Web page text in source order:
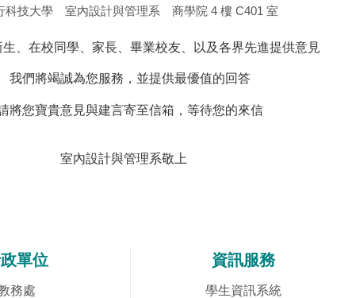
科技大學 室內設計與管理系 商學院 4 樓 C401 室
、在校同學、家長、畢業校友、以及各界先進提供意見
我們將竭誠為您服務，並提供最優值的回答
將您寶貴意見與建言寄至信箱，等待您的來信
室內設計與管理系敬上
單位
務處
資訊服務
學生資訊系統